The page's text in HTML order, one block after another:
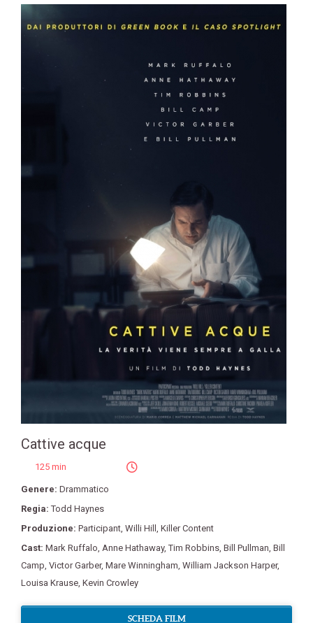
Cattive acque
125 min
Genere: Drammatico
Regia:Todd Haynes
Produzione: Participant Willi Hill Killer Content
Cast: Mark Ruffalo Anne Hathaway,Tim Robbins Bill Pullman Bill
Camp Victor Garber, Mare Winningham William Jackson Harper,
Louisa Krause Kevin Crowley
SCHEDA FILM